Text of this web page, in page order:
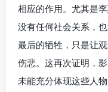
相应的作用。尤其是
没有任何社会关系，
最后的牺牲，只是让
伤悲。这再次证明，
未能充分体现这些人